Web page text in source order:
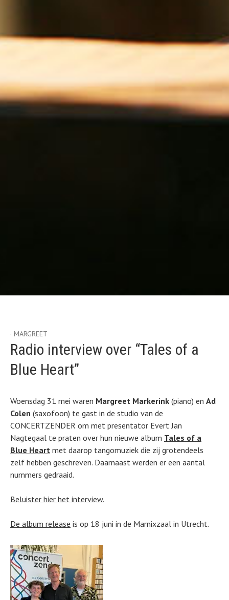
Etiqueta: concertzender
Radio interview over “Tales of a
Blue Heart”
MARGREET
Woensdag 31 mei waren Margreet Markerink (piano) en Ad
Colen (saxofoon) te gast in de studio van de
CONCERTZENDER om met presentator Evert Jan
Nagtegaal te praten over hun nieuwe album Tales of a
Blue Heart met daarop tangomuziek die zij grotendeels
zelf hebben geschreven. Daarnaast werden er een aantal
nummers gedraaid.
Beluister hier het interview.
De album release is op 18 juni in de Marnixzaal in Utrecht.